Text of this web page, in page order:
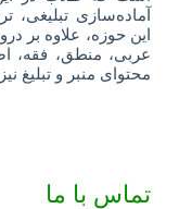
آماده‌سازی
این حوزه، علاوه بر
عربی، منطق، فقه،
محتوای منبر و تبلیغ
تماس با ما